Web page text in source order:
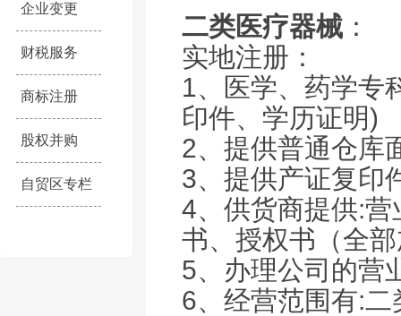
企业变更
财税服务
商标注册
股权并购
自贸区专栏
二类医疗器械 ：
实地注册：
1、医学、药学专
印件、学历证明)
2、提供普通仓库
3、提供产证复印
4、供货商提供:
书、授权书（全
5、办理公司的营
6、经营范围有: